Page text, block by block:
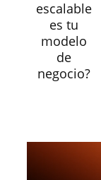
escalable
es tu
modelo
de
negocio?